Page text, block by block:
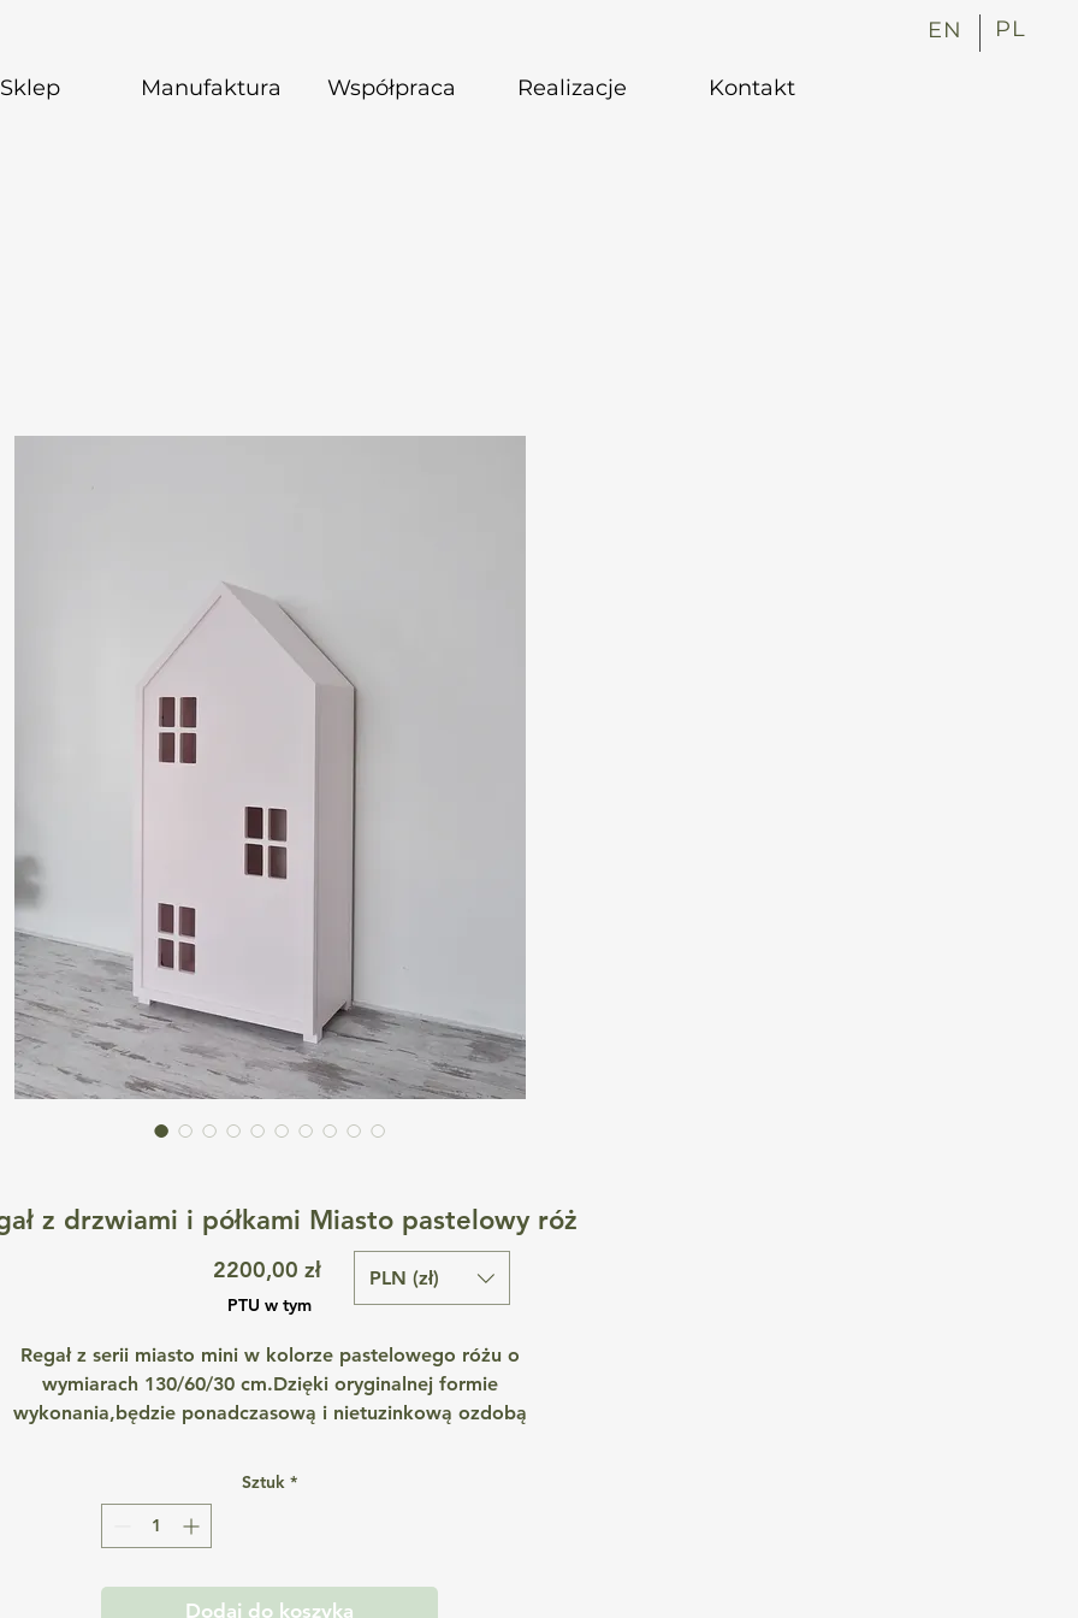
Sklep Manufaktura Współpraca Realizacje Kontakt
EN PL
z drzwiami i półkami Miasto pastelowy róż
2200,00 złCena
PTU w tym
Regał z serii miasto mini w kolorze pastelowego różu o
wymiarach 130/60/30 cm.Dzięki oryginalnej formie
wykonania,będzie ponadczasową i nietuzinkową ozdobą
pozwalają na przechowywanie sporej ilości przedmiotów.
*grubość drzwi 3 cm
Sztuk *
Dodaj do koszyka
PLN (zł)